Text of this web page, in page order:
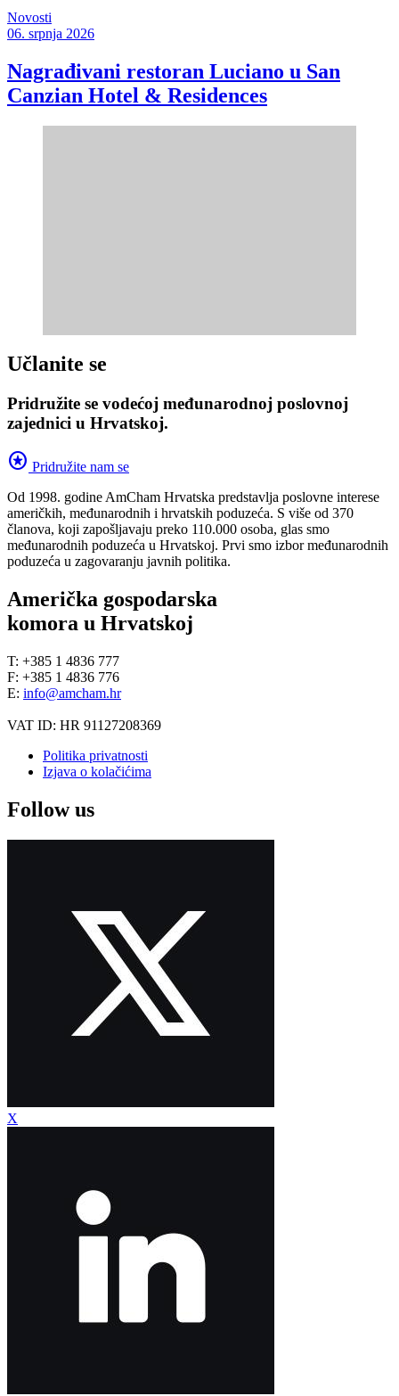
Novosti
06. srpnja 2026
Nagrađivani restoran Luciano u San
Canzian Hotel & Residences
Učlanite se
Pridružite se vodećoj međunarodnoj poslovnoj
zajednici u Hrvatskoj.
stars Pridružite nam se
Od 1998. godine AmCham Hrvatska predstavlja poslovne interese
američkih, međunarodnih i hrvatskih poduzeća. S više od 370
članova, koji zapošljavaju preko 110.000 osoba, glas smo
međunarodnih poduzeća u Hrvatskoj. Prvi smo izbor međunarodnih
poduzeća u zagovaranju javnih politika.
Američka gospodarska
komora u Hrvatskoj
T: +385 1 4836 777
F: +385 1 4836 776
E: info@amcham.hr
VAT ID: HR 91127208369
Politika privatnosti
Izjava o kolačićima
Follow us
X